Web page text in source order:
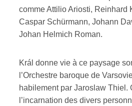
comme Attilio Ariosti, Reinhard
Caspar Schürmann, Johann
Johan Helmich Roman.
Král donne vie à ce paysage
l’Orchestre baroque de
habilement par Jaroslaw Thiel.
l’incarnation des divers